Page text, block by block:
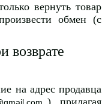
вернуть товар
обмен (с
возврате
на адрес продавца